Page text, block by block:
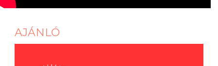
AJÁNLÓ